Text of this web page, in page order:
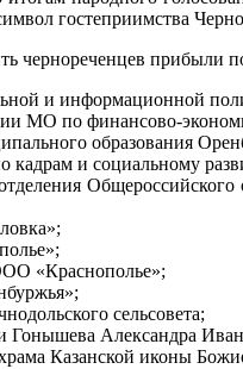
гостеприимства
чернореченцев прибыли
и информационной
МО по финансово-
образования
и социальному
«Краснополье»;
сельсовета;
Александра
Казанской иконы